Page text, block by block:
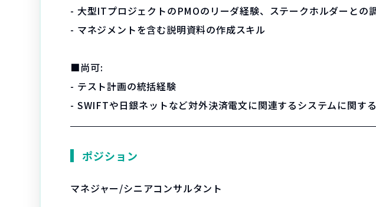
- 大型ITプロジェクトのPMOのリーダ経験、ステークホルダーとの
- マネジメントを含む説明資料の作成スキル
■尚可:
- テスト計画の統括経験
- SWIFTや日銀ネットなど対外決済電文に関連するシステムに関す
ポジション
マネジャー/シニアコンサルタント